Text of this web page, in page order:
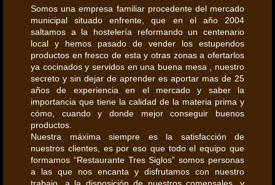
Somos una empresa familiar procedente del mercado
municipal situado enfrente, que en el año 2004
saltamos a la hostelería reformando un centenario
local y hemos pasado de vender los estupendos
productos en fresco de esta y otras zonas a ofertarlos
ya cocinados y servidos en una buena mesa , nuestro
secreto y sin dejar de aprender es aportar mas de 25
años de experiencia en el mercado y saber la
importancia que tiene la calidad de la materia prima y
cómo, cuando y donde mejor conseguir buenos
productos.
Nuestra máxima siempre es la satisfacción de
nuestros clientes, es por eso que todo el equipo que
formamos “Restaurante Tres Siglos” somos personas
a las que nos encanta y disfrutamos con nuestro